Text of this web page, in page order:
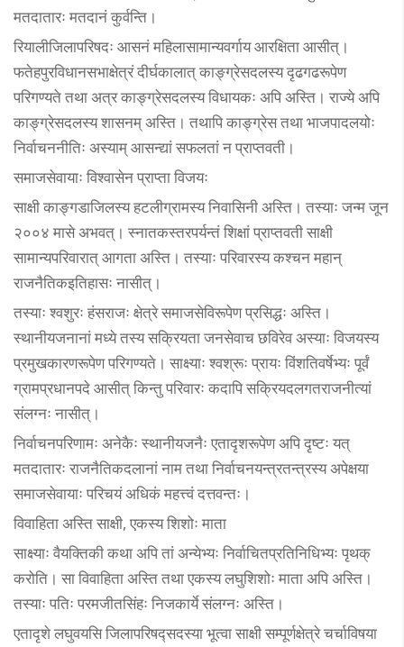
मतदातारः मतदानं कुर्वन्ति।
रियालीजिलापरिषदः आसनं महिलासामान्यवर्गाय आरक्षिता आसीत्।
फतेहपुरविधानसभाक्षेत्रं दीर्घकालात् काङ्ग्रेसदलस्य दृढगढरूपेण
परिगण्यते तथा अत्र काङ्ग्रेसदलस्य विधायकः अपि अस्ति। राज्ये अपि
काङ्ग्रेसदलस्य शासनम् अस्ति। तथापि काङ्ग्रेस तथा भाजपादलयोः
निर्वाचननीतिः अस्याम् आसन्द्यां सफलतां न प्राप्तवती।
समाजसेवायाः विश्वासेन प्राप्ता विजयः
साक्षी काङ्गडाजिलस्य हटलीग्रामस्य निवासिनी अस्ति। तस्याः जन्म जून
२००४ मासे अभवत्। स्नातकस्तरपर्यन्तं शिक्षां प्राप्तवती साक्षी
सामान्यपरिवारात् आगता अस्ति। तस्याः परिवारस्य कश्चन महान्
राजनैतिकइतिहासः नासीत्।
तस्याः श्वशुरः हंसराजः क्षेत्रे समाजसेविरूपेण प्रसिद्धः अस्ति।
स्थानीयजनानां मध्ये तस्य सक्रियता जनसेवाच छविरेव अस्याः विजयस्य
प्रमुखकारणरूपेण परिगण्यते। साक्ष्याः श्वश्रूः प्रायः विंशतिवर्षेभ्यः पूर्वं
ग्रामप्रधानपदे आसीत् किन्तु परिवारः कदापि सक्रियदलगतराजनीत्यां
संलग्नः नासीत्।
निर्वाचनपरिणामः अनेकैः स्थानीयजनैः एतादृशरूपेण अपि दृष्टः यत्
मतदातारः राजनैतिकदलानां नाम तथा निर्वाचनयन्त्रतन्त्रस्य अपेक्षया
समाजसेवायाः परिचयं अधिकं महत्त्वं दत्तवन्तः।
विवाहिता अस्ति साक्षी, एकस्य शिशोः माता
साक्ष्याः वैयक्तिकी कथा अपि तां अन्येभ्यः निर्वाचितप्रतिनिधिभ्यः पृथक्
करोति। सा विवाहिता अस्ति तथा एकस्य लघुशिशोः माता अपि अस्ति।
तस्याः पतिः परमजीतसिंहः निजकार्ये संलग्नः अस्ति।
एतादृशे लघुवयसि जिलापरिषद्सदस्या भूत्वा साक्षी सम्पूर्णक्षेत्रे चर्चाविषया